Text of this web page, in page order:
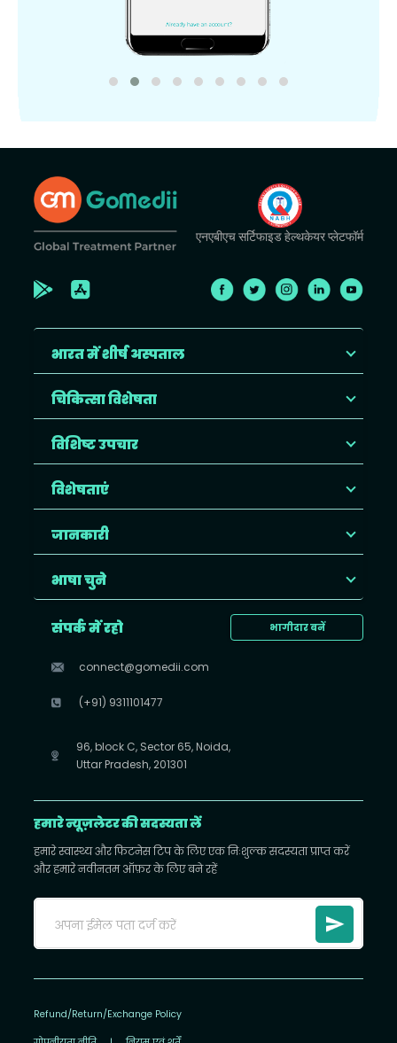
एनएबीएच सर्टिफाइड हेल्थकेयर प्लेटफॉर्म
भारत में शीर्ष अस्पताल
चिकित्सा विशेषता
विशिष्ट उपचार
विशेषताएं
जानकारी
भाषा चुने
भागीदार बनें
संपर्क में रहो
connect@gomedii.com
(+91) 9311101477
96, block C, Sector 65, Noida,
Uttar Pradesh, 201301
हमारे न्यूज़लेटर की सदस्यता लें
हमारे स्वास्थ्य और फिटनेस टिप के लिए एक निःशुल्क सदस्यता प्राप्त करें
और हमारे नवीनतम ऑफ़र के लिए बने रहें
Refund/Return/Exchange Policy